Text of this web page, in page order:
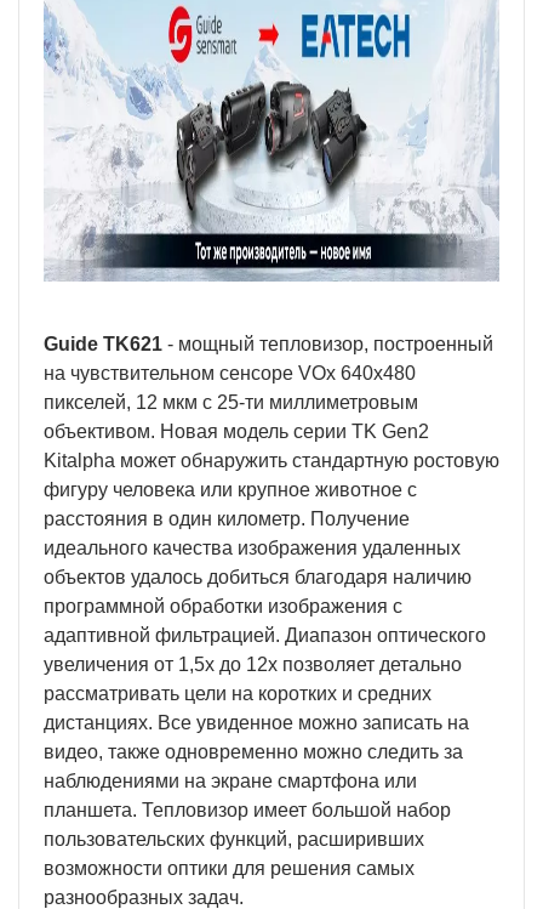
Guide TK621 - мощный тепловизор, построенный
на чувствительном сенсоре VOx 640х480
пикселей, 12 мкм с 25-ти миллиметровым
объективом. Новая модель серии TK Gen2
Kitalpha может обнаружить стандартную ростовую
фигуру человека или крупное животное с
расстояния в один километр. Получение
идеального качества изображения удаленных
объектов удалось добиться благодаря наличию
программной обработки изображения с
адаптивной фильтрацией. Диапазон оптического
увеличения от 1,5х до 12х позволяет детально
рассматривать цели на коротких и средних
дистанциях. Все увиденное можно записать на
видео, также одновременно можно следить за
наблюдениями на экране смартфона или
планшета. Тепловизор имеет большой набор
пользовательских функций, расширивших
возможности оптики для решения самых
разнообразных задач.